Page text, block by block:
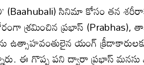
(Baahubali) సినిమా కోసం తన
శ్రమించిన ప్రభాస్ (Prabhas),
ఉత్సాహవంతులైన యంగ్
ఈ గొప్ప పని ద్వారా ప్రభాస్